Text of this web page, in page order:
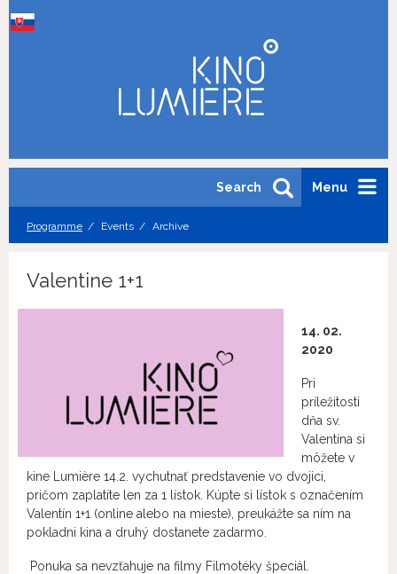
Menu
Search
Programme Events Archive
Valentine 1+1
14. 02.
2020
Pri
príležitosti
dňa sv.
Valentína si
môžete v
kine Lumière 14.2. vychutnať predstavenie vo dvojici,
pričom zaplatíte len za 1 lístok. Kúpte si lístok s označením
Valentín 1+1 (online alebo na mieste), preukážte sa ním na
pokladni kina a druhý dostanete zadarmo.
Ponuka sa nevzťahuje na filmy Filmotéky špeciál.